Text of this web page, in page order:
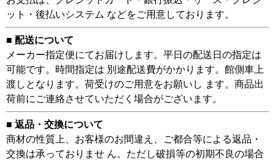
ット・後払いシステム などをご用意しております。
■ 配送について
メーカー指定便にてお届けします。平日の配送日の指定は
可能です。時間指定は 別途配送費がかかります。館側車上
渡しとなります。荷受けのご用意をお願いし ます。商品出
荷前にご連絡させていただく場合がございます。
■ 返品・交換について
商材の性質上、お客様のお間違え、ご都合等による返品・
交換は承っておりませ ん。ただし破損等の初期不良の場合